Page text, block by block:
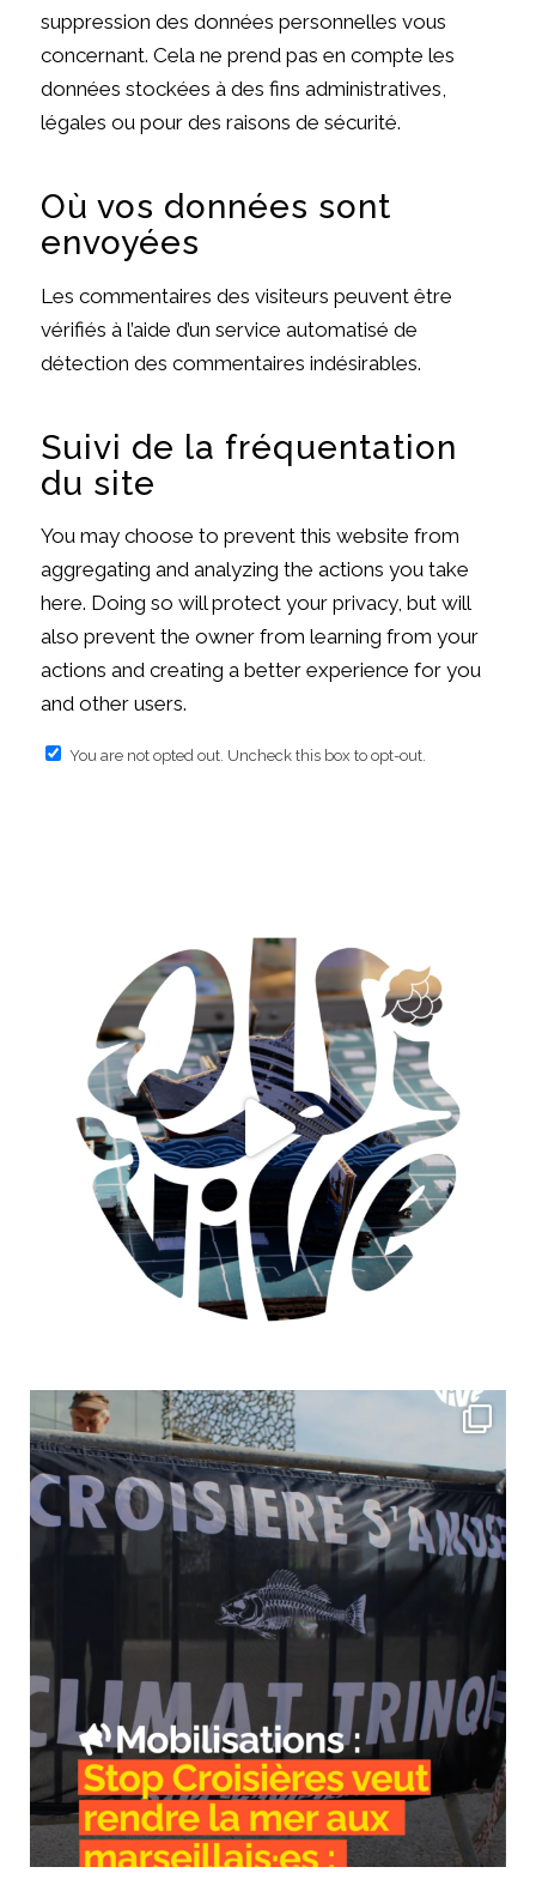
suppression des données personnelles vous
concernant. Cela ne prend pas en compte les
données stockées à des fins administratives,
légales ou pour des raisons de sécurité.
Où vos données sont
envoyées
Les commentaires des visiteurs peuvent être
vérifiés à l’aide d’un service automatisé de
détection des commentaires indésirables.
Suivi de la fréquentation
du site
You may choose to prevent this website from
aggregating and analyzing the actions you take
here. Doing so will protect your privacy, but will
also prevent the owner from learning from your
actions and creating a better experience for you
and other users.
You are not opted out. Uncheck this box to opt-out.